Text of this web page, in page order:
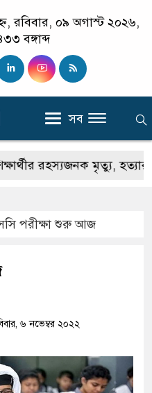
রবিবার, ০৯ অগাস্ট ২০২৬,
বঙ্গাব্দ
সব
রহস্যজনক মৃত্যু, হত্যার
পরীক্ষা শুরু আজ
৬ নভেম্বর ২০২২